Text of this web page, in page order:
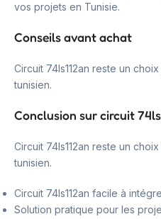
vos projets en Tunisie.
Conseils avant achat
Circuit 74ls112an reste un
tunisien.
Conclusion sur circuit
Circuit 74ls112an reste un
tunisien.
Circuit 74ls112an facile à
Solution pratique pour les